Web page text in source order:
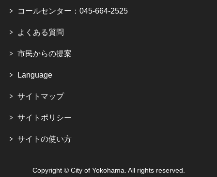
コールセンター：045-664-2525
よくある質問
市民からの提案
Language
サイトマップ
サイトポリシー
サイトの使い方
Copyright © City of Yokohama. All rights reserved.